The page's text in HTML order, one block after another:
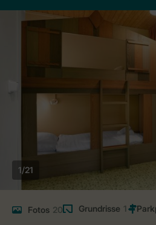
1/21
Fotos 20 Grundrisse 1